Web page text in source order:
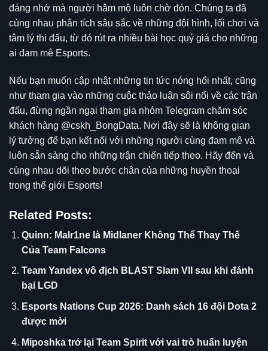
đáng nhớ mà người hâm mộ luôn chờ đón. Chúng ta đã
cùng nhau phân tích sâu sắc về những đội hình, lối chơi và
tâm lý thi đấu, từ đó rút ra nhiều bài học quý giá cho những
ai đam mê Esports.
Nếu bạn muốn cập nhật những tin tức nóng hổi nhất, cũng
như tham gia vào những cuộc thảo luận sôi nổi về các trận
đấu, đừng ngần ngại tham gia nhóm Telegram chăm sóc
khách hàng @cskh_BongData. Nơi đây sẽ là không gian
lý tưởng để bạn kết nối với những người cùng đam mê và
luôn sẵn sàng cho những trận chiến tiếp theo. Hãy đến và
cùng nhau dõi theo bước chân của những huyền thoại
trong thế giới Esports!
Related Posts:
Quinn: Malr1ne là Midlaner Không Thể Thay Thế
Của Team Falcons
Team Yandex vô địch BLAST Slam VII sau khi đánh
bại LGD
Esports Nations Cup 2026: Danh sách 16 đội Dota 2
được mời
Miposhka trở lại Team Spirit với vai trò huấn luyện